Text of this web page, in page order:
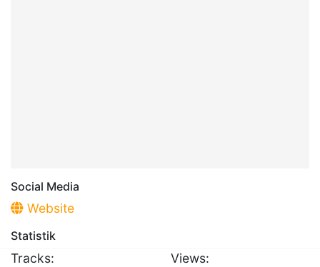
Social Media
Website
Statistik
Tracks:
Views: